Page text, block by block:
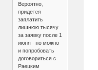
Вероятно,
придется
заплатить
лишнюю тысячу
за заявку после 1
июня - но можно
и попробовать
договориться с
Раецким